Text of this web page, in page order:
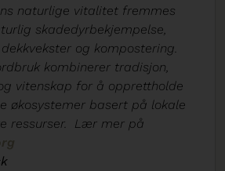
naturlige vitalitet fremmes
skadedyrbekjempelse,
og kompostering.
kombinerer tradisjon,
vitenskap for å opprettholde
økosystemer basert på lokale
ressurser. Lær mer på